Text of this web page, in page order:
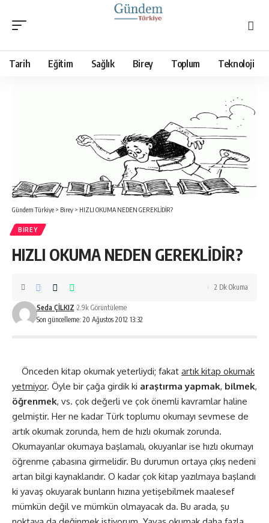
Tarih Eğitim Sağlık Birey Toplum Teknoloji
Gündem Türkiye > Birey > HIZLI OKUMA NEDEN GEREKLİDİR?
BIREY
HIZLI OKUMA NEDEN GEREKLİDİR?
Son güncelleme: 20 Ağustos 2012 13:32
Seda ÇİLKIZ 2.9k Görüntüleme
2 Dk Okuma
Önceden kitap okumak yeterliydi; fakat artık kitap okumak
yetmiyor. Öyle bir çağa girdik ki araştırma yapmak, bilmek,
öğrenmek, vs. çok değerli ve çok önemli kavramlar haline
gelmiştir. Her ne kadar Türk toplumu okumayı sevmese de
artık okumak zorunda, hem de hızlı okumak zorunda.
Okumayanlar okumaya başlamalı, okuyanlar ise hızlı okumayı
öğrenme çabasına girmelidir. Bu durumun ortaya çıkış nedeni
artan bilgi kaynaklarıdır. O kadar çok kitap yazılmaya başlandı
ki yavaş okuyarak bunların hızına yetişebilmek maalesef
mümkün değil ve mümkün olmayacak da. Bu arada, şu